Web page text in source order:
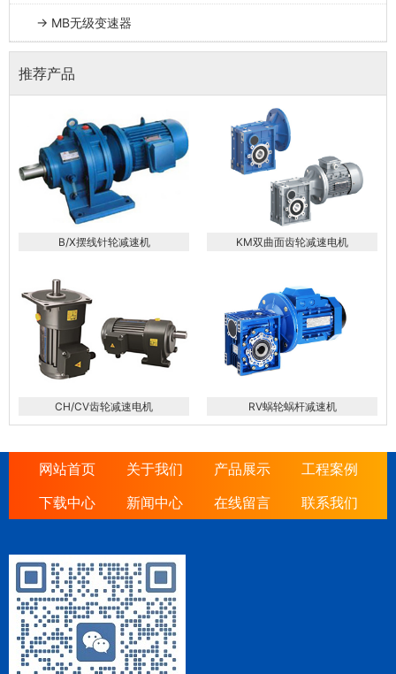
→ MB无级变速器
推荐产品
B/X摆线针轮减速机 KM双曲面齿轮减速电机
CH/CV齿轮减速电机 RV蜗轮蜗杆减速机
网站首页 关于我们 产品展示
工程案例
下载中心
新闻中心 在线留言 联系我们